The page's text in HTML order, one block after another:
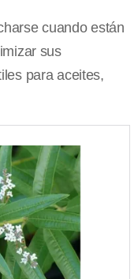
cuando están
sus
para aceites,